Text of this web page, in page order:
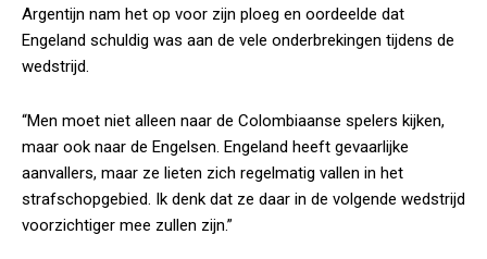
Argentijn nam het op voor zijn ploeg en oordeelde dat
Engeland schuldig was aan de vele onderbrekingen tijdens de
wedstrijd.
“Men moet niet alleen naar de Colombiaanse spelers kijken,
maar ook naar de Engelsen. Engeland heeft gevaarlijke
aanvallers, maar ze lieten zich regelmatig vallen in het
strafschopgebied. Ik denk dat ze daar in de volgende wedstrijd
voorzichtiger mee zullen zijn.”